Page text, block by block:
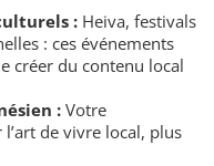
: Heiva, festivals
: ces événements
créer du contenu local
:Votre
de vivre local, plus